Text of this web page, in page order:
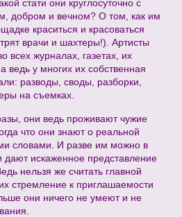
стати они круглосуточно с
добром и вечном? О том, как им
краситься и красоваться
врачи и шахтеры!). Артисты
всех журналах, газетах, их
у многих их собственная
разводы, своды, разборки,
на съемках.
они ведь проживают чужие
что они знают о реальной
словами. И разве им можно в
дают искаженное представление
нельзя же считать главной
стремление к приглашаемости
они ничего не умеют и не